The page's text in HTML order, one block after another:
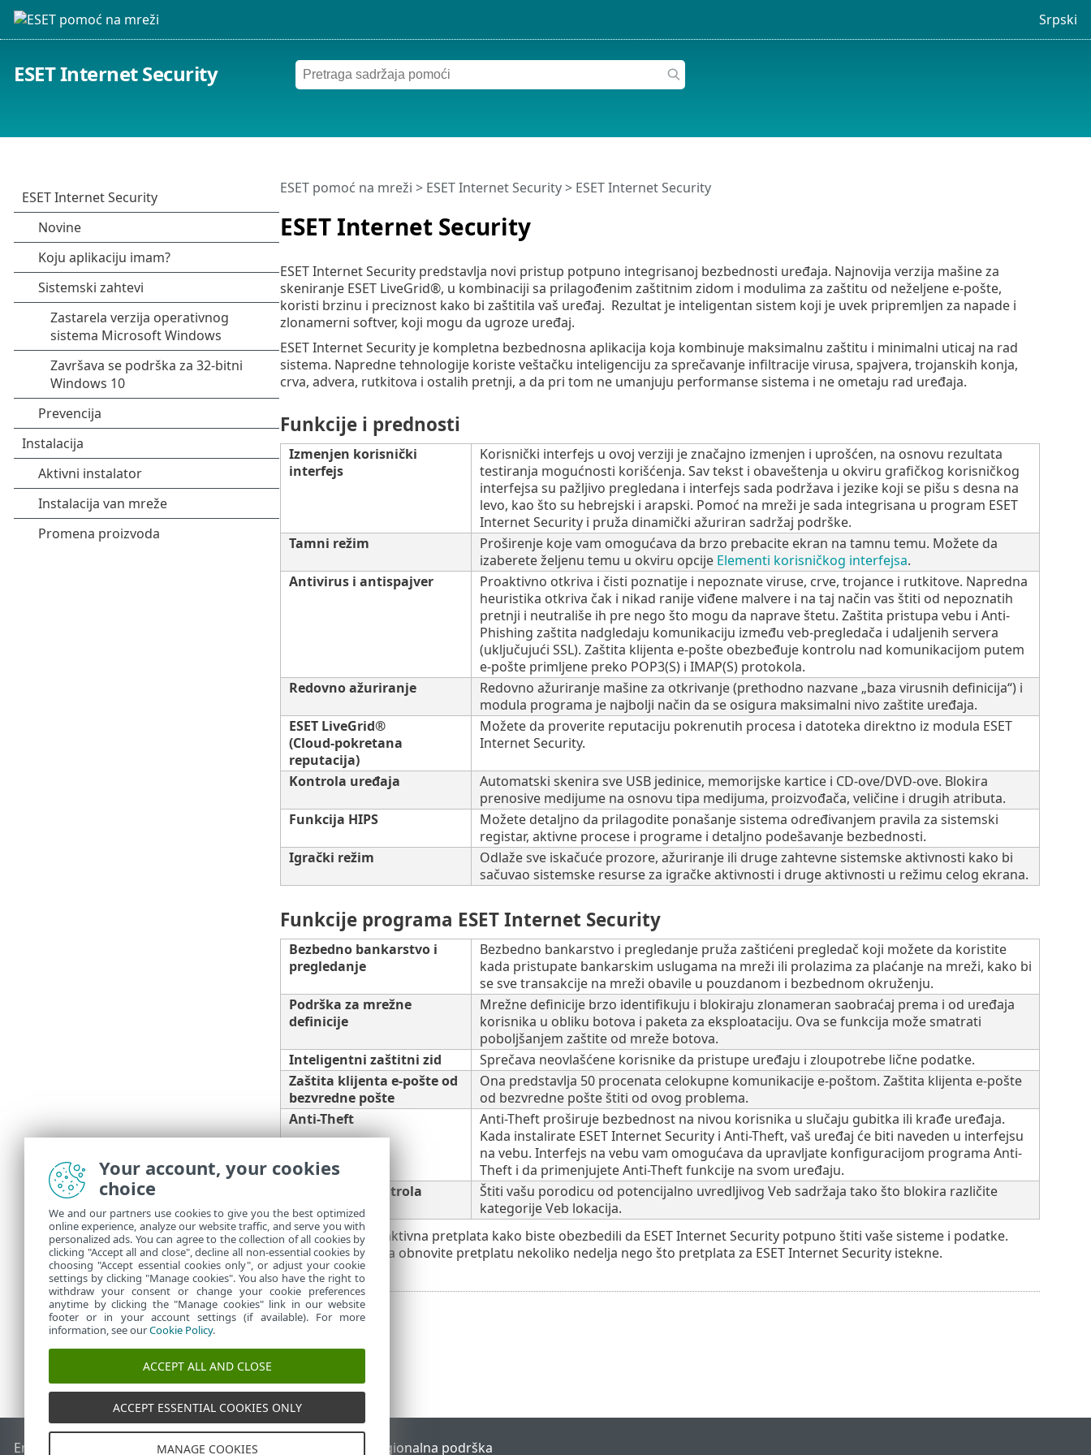
Srpski
ESET Internet Security
ESET Internet Security
ESET pomoć na mreži > ESET Internet Security> ESET Internet Security
ESET Internet Security predstavlja novi pristup potpuno integrisanoj bezbednosti uređaja. Najnovija verzija mašine za
skeniranje ESET LiveGrid®, u kombinaciji sa prilagođenim zaštitnim zidom i modulima za zaštitu od neželjene e-pošte,
koristi brzinu i preciznost kako bi zaštitila vaš uređaj. Rezultat je inteligentan sistem koji je uvek pripremljen za napade i
zlonamerni softver, koji mogu da ugroze uređaj.
ESET Internet Security je kompletna bezbednosna aplikacija koja kombinuje maksimalnu zaštitu i minimalni uticaj na rad
sistema. Napredne tehnologije koriste veštačku inteligenciju za sprečavanje infiltracije virusa, spajvera, trojanskih konja,
crva, advera, rutkitova i ostalih pretnji, a da pri tom ne umanjuju performanse sistema i ne ometaju rad uređaja.
Funkcije i prednosti
Izmenjen korisnički
interfejs
Korisnički interfejs u ovoj verziji je značajno izmenjen i uprošćen, na osnovu rezultata
testiranja mogućnosti korišćenja. Sav tekst i obaveštenja u okviru grafičkog korisničkog
interfejsa su pažljivo pregledana i interfejs sada podržava i jezike koji se pišu s desna na
levo, kao što su hebrejski i arapski. Pomoć na mreži je sada integrisana u program ESET
Internet Security i pruža dinamički ažuriran sadržaj podrške.
Tamni režim
Proširenje koje vam omogućava da brzo prebacite ekran na tamnu temu. Možete da
izaberete željenu temu u okviru opcije Elementi korisničkog interfejsa.
Antivirus i antispajver
Proaktivno otkriva i čisti poznatije i nepoznate viruse, crve, trojance i rutkitove. Napredna
heuristika otkriva čak i nikad ranije viđene malvere i na taj način vas štiti od nepoznatih
pretnji i neutrališe ih pre nego što mogu da naprave štetu. Zaštita pristupa vebu i Anti-
Phishing zaštita nadgledaju komunikaciju između veb-pregledača i udaljenih servera
(uključujući SSL). Zaštita klijenta e-pošte obezbeđuje kontrolu nad komunikacijom putem
e-pošte primljene preko POP3(S) i IMAP(S) protokola.
Redovno ažuriranje
Redovno ažuriranje mašine za otkrivanje (prethodno nazvane „baza virusnih definicija“) i
modula programa je najbolji način da se osigura maksimalni nivo zaštite uređaja.
ESET LiveGrid®
(Cloud-pokretana
reputacija)
Možete da proverite reputaciju pokrenutih procesa i datoteka direktno iz modula ESET
Internet Security.
Kontrola uređaja
Automatski skenira sve USB jedinice, memorijske kartice i CD-ove/DVD-ove. Blokira
prenosive medijume na osnovu tipa medijuma, proizvođača, veličine i drugih atributa.
Funkcija HIPS
Možete detaljno da prilagodite ponašanje sistema određivanjem pravila za sistemski
registar, aktivne procese i programe i detaljno podešavanje bezbednosti.
Igrački režim
Odlaže sve iskačuće prozore, ažuriranje ili druge zahtevne sistemske aktivnosti kako bi
sačuvao sistemske resurse za igračke aktivnosti i druge aktivnosti u režimu celog ekrana.
Funkcije programa ESET Internet Security
Bezbedno bankarstvo i
pregledanje
Bezbedno bankarstvo i pregledanje pruža zaštićeni pregledač koji možete da koristite
kada pristupate bankarskim uslugama na mreži ili prolazima za plaćanje na mreži, kako bi
se sve transakcije na mreži obavile u pouzdanom i bezbednom okruženju.
Podrška za mrežne
definicije
Mrežne definicije brzo identifikuju i blokiraju zlonameran saobraćaj prema i od uređaja
korisnika u obliku botova i paketa za eksploataciju. Ova se funkcija može smatrati
poboljšanjem zaštite od mreže botova.
Inteligentni zaštitni zid
Sprečava neovlašćene korisnike da pristupe uređaju i zloupotrebe lične podatke.
Zaštita klijenta e-pošte od
bezvredne pošte
Ona predstavlja 50 procenata celokupne komunikacije e-poštom. Zaštita klijenta e-pošte
od bezvredne pošte štiti od ovog problema.
Anti-Theft
Anti-Theft proširuje bezbednost na nivou korisnika u slučaju gubitka ili krađe uređaja.
Kada instalirate ESET Internet Security i Anti-Theft, vaš uređaj će biti naveden u interfejsu
na vebu. Interfejs na vebu vam omogućava da upravljate konfiguracijom programa Anti-
Theft i da primenjujete Anti-Theft funkcije na svom uređaju.
Roditeljska kontrola
Štiti vašu porodicu od potencijalno uvredljivog Veb sadržaja tako što blokira različite
kategorije Veb lokacija.
Potrebna vam je aktivna pretplata kako biste obezbedili da ESET Internet Security potpuno štiti vaše sisteme i podatke.
Preporučujemo da obnovite pretplatu nekoliko nedelja nego što pretplata za ESET Internet Security istekne.
End of Life ESET baza znanja Regionalna podrška
Your account, your cookies
choice
We and our partners use cookies to give you the best optimized
online experience, analyze our website traffic, and serve you with
personalized ads. You can agree to the collection of all cookies by
clicking "Accept all and close", decline all non-essential cookies by
choosing "Accept essential cookies only", or adjust your cookie
settings by clicking "Manage cookies". You also have the right to
withdraw your consent or change your cookie preferences
anytime by clicking the "Manage cookies" link in our website
footer or in your account settings (if available). For more
information, see ourCookie Policy.
ACCEPT ALL AND CLOSE
ACCEPT ESSENTIAL COOKIES ONLY
MANAGE COOKIES